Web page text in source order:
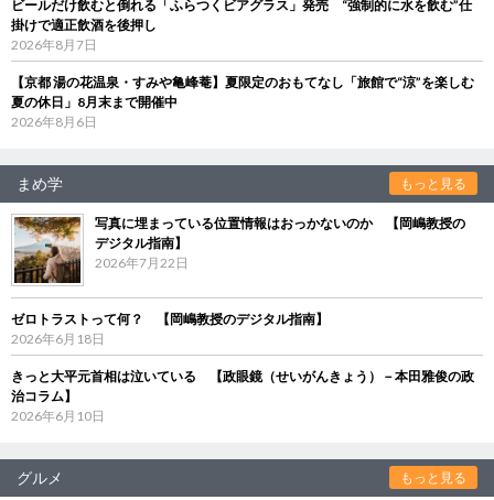
ビールだけ飲むと倒れる「ふらつくビアグラス」発売 “強制的に水を飲む”仕
掛けで適正飲酒を後押し
2026年8月7日
【京都 湯の花温泉・すみや亀峰菴】夏限定のおもてなし「旅館で“涼”を楽しむ
夏の休日」8月末まで開催中
2026年8月6日
まめ学 もっと見る
写真に埋まっている位置情報はおっかないのか 【岡嶋教授の
デジタル指南】
2026年7月22日
ゼロトラストって何？ 【岡嶋教授のデジタル指南】
2026年6月18日
きっと大平元首相は泣いている 【政眼鏡（せいがんきょう）－本田雅俊の政
治コラム】
2026年6月10日
グルメ もっと見る